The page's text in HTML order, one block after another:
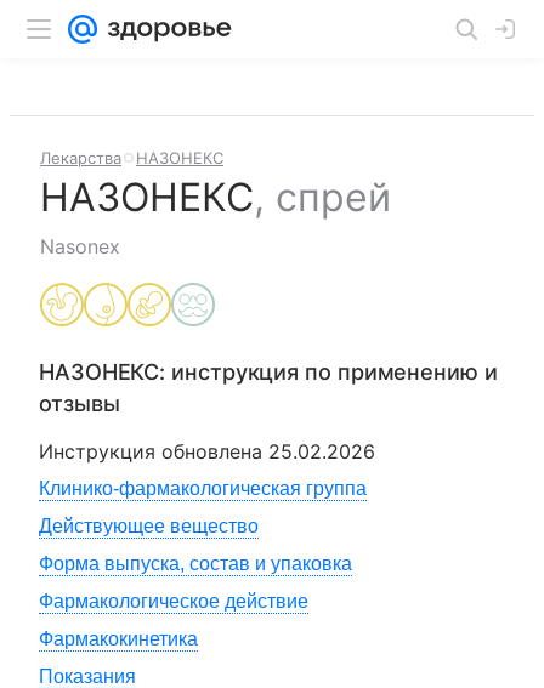
Лекарства НАЗОНЕКС
НАЗОНЕКС, спрей
Nasonex
НАЗОНЕКС: инструкция по применению и
отзывы
Инструкция обновлена 25.02.2026
Клинико-фармакологическая группа
Действующее вещество
Форма выпуска, состав и упаковка
Фармакологическое действие
Фармакокинетика
Показания